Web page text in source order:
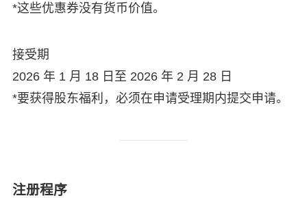
*这些优惠券没有货币价值。
接受期
2026 年 1 月 18 日至 2026 年 2 月 28 日
*要获得股东福利，必须在申请受理期内提交申请。
注册程序